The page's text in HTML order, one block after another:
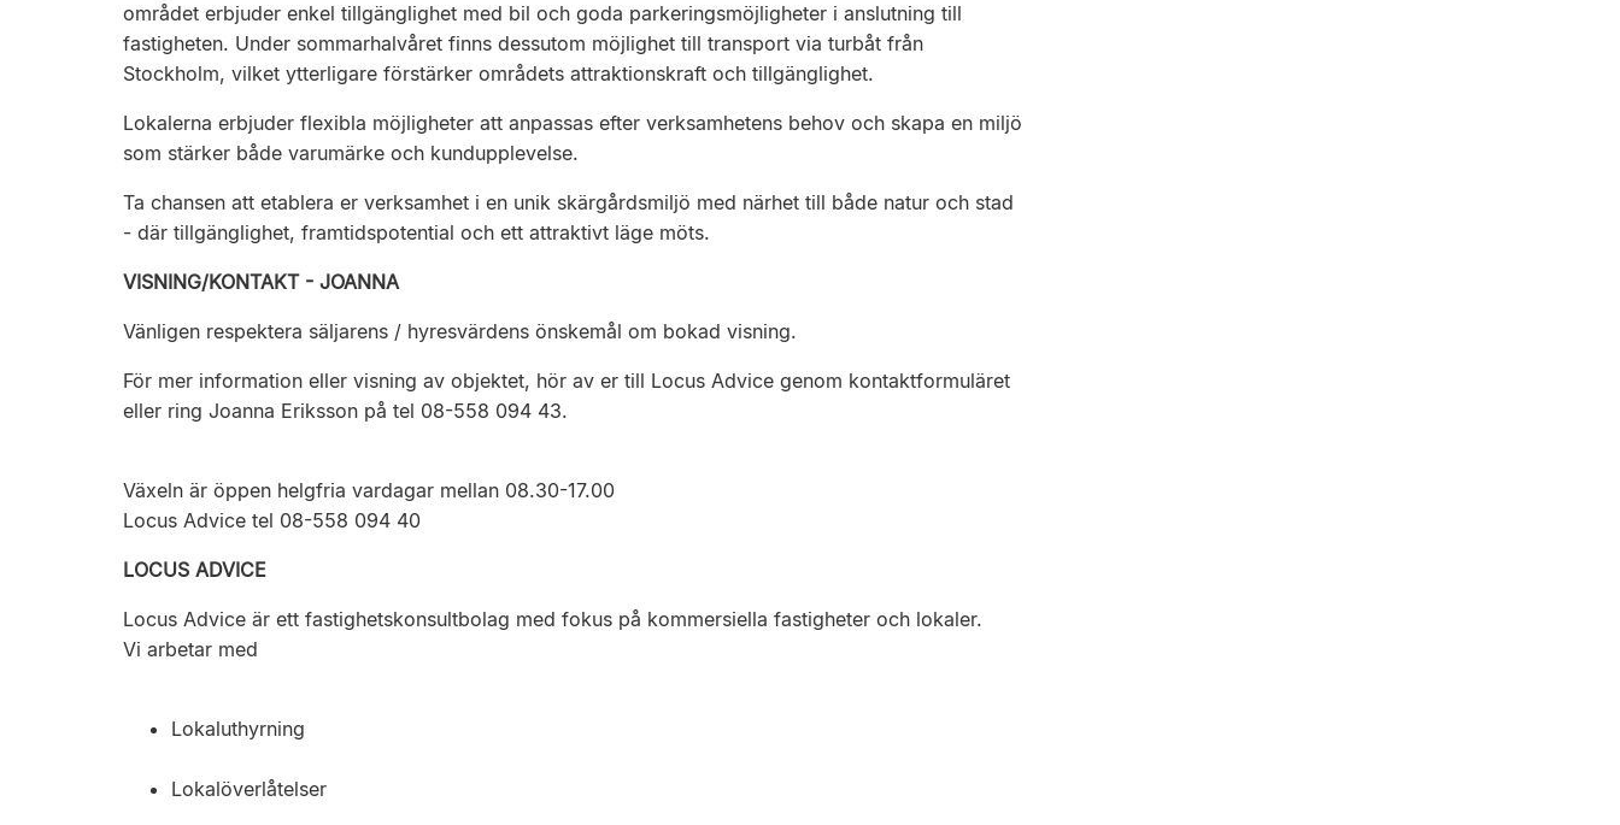
området erbjuder enkel tillgänglighet med bil och goda parkeringsmöjligheter i anslutning till
fastigheten. Under sommarhalvåret finns dessutom möjlighet till transport via turbåt från
Stockholm, vilket ytterligare förstärker områdets attraktionskraft och tillgänglighet.
Lokalerna erbjuder flexibla möjligheter att anpassas efter verksamhetens behov och skapa en miljö
som stärker både varumärke och kundupplevelse.
Ta chansen att etablera er verksamhet i en unik skärgårdsmiljö med närhet till både natur och stad
- där tillgänglighet, framtidspotential och ett attraktivt läge möts.
VISNING/KONTAKT - JOANNA
Vänligen respektera säljarens / hyresvärdens önskemål om bokad visning.
För mer information eller visning av objektet, hör av er till Locus Advice genom kontaktformuläret
eller ring Joanna Eriksson på tel 08-558 094 43.
Växeln är öppen helgfria vardagar mellan 08.30-17.00
Locus Advice tel 08-558 094 40
LOCUS ADVICE
Locus Advice är ett fastighetskonsultbolag med fokus på kommersiella fastigheter och lokaler.
Vi arbetar med
Lokaluthyrning
Lokalöverlåtelser